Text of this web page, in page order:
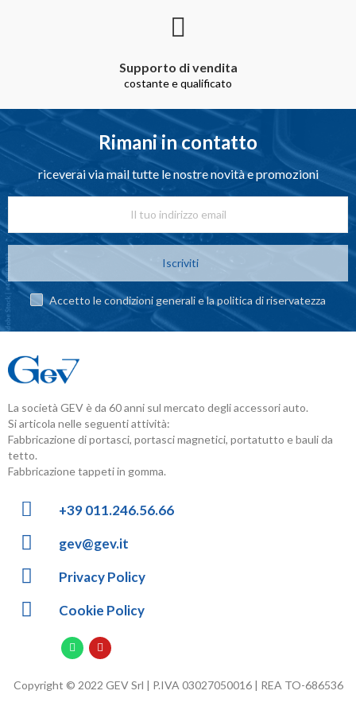
Supporto di vendita
costante e qualificato
Rimani in contatto
riceverai via mail tutte le nostre novità e promozioni
Iscriviti
Accetto le condizioni generali e la politica di riservatezza
La società GEV è da 60 anni sul mercato degli accessori auto.
Si articola nelle seguenti attività:
Fabbricazione di portasci, portasci magnetici, portatutto e bauli da
tetto.
Fabbricazione tappeti in gomma.
+39 011.246.56.66
gev@gev.it
Privacy Policy
Cookie Policy
Copyright © 2022 GEV Srl | P.IVA 03027050016 | REA TO-686536